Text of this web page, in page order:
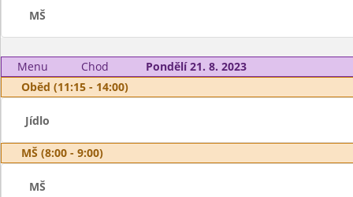
MŠ
Menu Chod
Pondělí 21. 8. 2023
Oběd (11:15 - 14:00)
Jídlo
MŠ (8:00 - 9:00)
MŠ